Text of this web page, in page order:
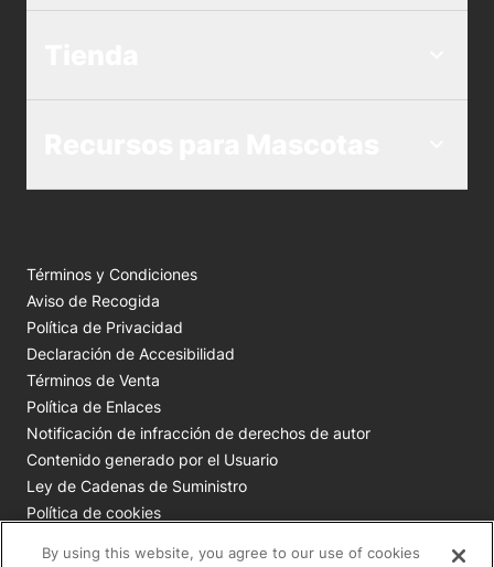
Términos y Condiciones
Aviso de Recogida
Política de Privacidad
Declaración de Accesibilidad
Términos de Venta
Política de Enlaces
Notificación de infracción de derechos de autor
Contenido generado por el Usuario
Ley de Cadenas de Suministro
Política de cookies
By using this website, you agree to our use of cookies